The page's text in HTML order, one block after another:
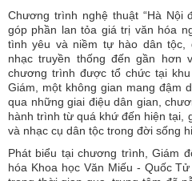
Chương trình nghệ thuật “Hà Nội
góp phần lan tỏa giá trị văn hóa
tình yêu và niềm tự hào dân tộc,
nhạc truyền thống đến gần hơn
chương trình được tổ chức tại
Giám, một không gian mang đậm
qua những giai điệu dân gian,
hành trình từ quá khứ đến hiện tại,
và nhạc cụ dân tộc trong đời sống
Phát biểu tại chương trình, Giám
hóa Khoa học Văn Miếu - Quốc